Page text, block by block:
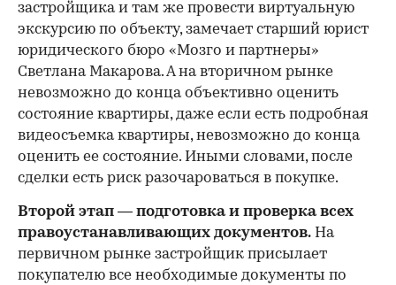
застройщика и там же провести виртуальную
экскурсию по объекту, замечает старший юрист
юридического бюро «Мозго и партнеры»
Светлана Макарова. А на вторичном рынке
невозможно до конца объективно оценить
состояние квартиры, даже если есть подробная
видеосъемка квартиры, невозможно до конца
оценить ее состояние. Иными словами, после
сделки есть риск разочароваться в покупке.
Второй этап — подготовка и проверка всех
правоустанавливающих документов. На
первичном рынке застройщик присылает
покупателю все необходимые документы по